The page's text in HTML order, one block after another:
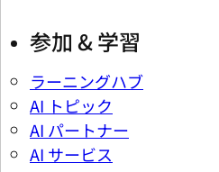
参加 & 学習
ラーニングハブ
AI トピック
AI パートナー
AI サービス